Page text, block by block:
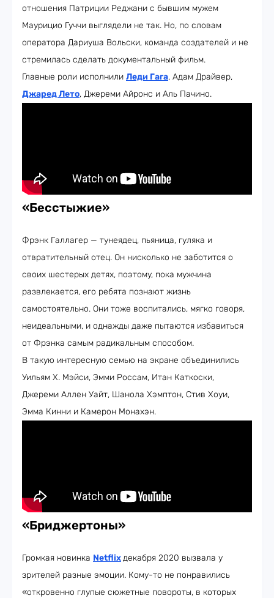
отношения Патриции Реджани с бывшим мужем
Маурицио Гуччи выглядели не так. Но, по словам
оператора Дариуша Вольски, команда создателей и не
стремилась сделать документальный фильм.
Главные роли исполнили Леди Гага, Адам Драйвер,
Джаред Лето, Джереми Айронс и Аль Пачино.
«Бесстыжие»
Фрэнк Галлагер — тунеядец, пьяница, гуляка и
отвратительный отец. Он нисколько не заботится о
своих шестерых детях, поэтому, пока мужчина
развлекается, его ребята познают жизнь
самостоятельно. Они тоже воспитались, мягко говоря,
неидеальными, и однажды даже пытаются избавиться
от Фрэнка самым радикальным способом.
В такую интересную семью на экране объединились
Уильям Х. Мэйси, Эмми Россам, Итан Каткоски,
Джереми Аллен Уайт, Шанола Хэмптон, Стив Хоуи,
Эмма Кинни и Камерон Монахэн.
«Бриджертоны»
Громкая новинка Netflixдекабря 2020 вызвала у
зрителей разные эмоции. Кому-то не понравились
«откровенно глупые сюжетные повороты, в которых